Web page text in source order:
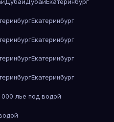
Екатеринбург
Екатеринбург
Екатеринбург
Екатеринбург
лье под водой